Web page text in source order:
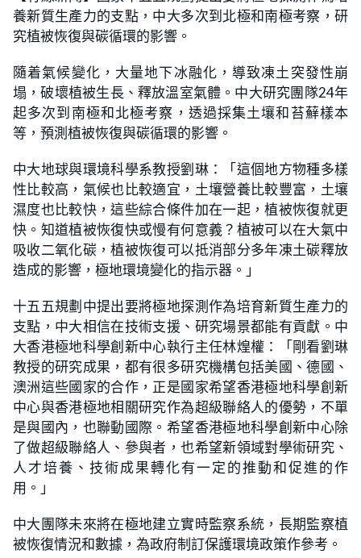
t
e
d
e
d
:
1
%
養新質生產力的支點，中大多次到北極和南極考察，研
究植被恢復與碳循環的影響。
隨着氣候變化，大量地下冰融化，導致凍土突發性崩
塌，破壞植被生長、釋放溫室氣體。中大研究團隊24年
起多次到南極和北極考察，透過採集土壤和苔蘚樣本
等，預測植被恢復與碳循環的影響。
中大地球與環境科學系教授劉琳：「這個地方物種多樣
性比較高，氣候也比較適宜，土壤營養比較豐富，土壤
濕度也比較快，這些綜合條件加在一起，植被恢復就更
快。知道植被恢復快或慢有何意義？植被可以在大氣中
吸收二氧化碳，植被恢復可以抵消部分多年凍土碳釋放
造成的影響，極地環境變化的指示器。」
十五五規劃中提出要將極地探測作為培育新質生產力的
支點，中大相信在技術支援、研究場景都能有貢獻。中
大香港極地科學創新中心執行主任林煌權：「剛看劉琳
教授的研究成果，都有很多研究機構包括美國、德國、
澳洲這些國家的合作，正是國家希望香港極地科學創新
中心與香港極地相關研究作為超級聯絡人的優勢，不單
是與國內，也聯動國際。希望香港極地科學創新中心除
了做超級聯絡人、參與者，也希望新領域對學術研究、
人才培養、技術成果轉化有一定的推動和促進的作
用。」
中大團隊未來將在極地建立實時監察系統，長期監察植
被恢復情況和數據，為政府制訂保護環境政策作參考。